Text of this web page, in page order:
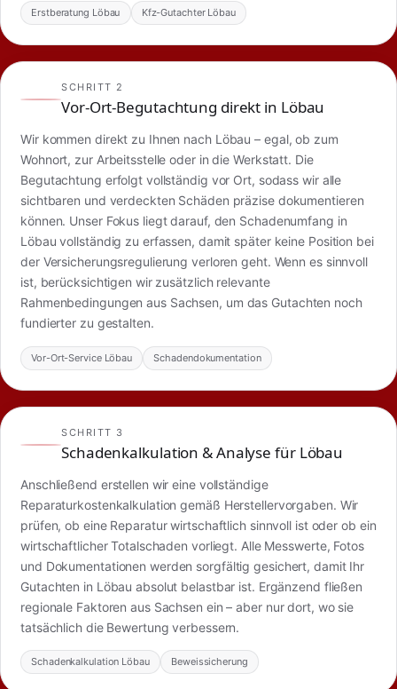
Erstberatung Löbau Kfz-Gutachter Löbau
SCHRITT 2
Vor-Ort-Begutachtung direkt in Löbau
Wir kommen direkt zu Ihnen nach Löbau – egal, ob zum
Wohnort, zur Arbeitsstelle oder in die Werkstatt. Die
Begutachtung erfolgt vollständig vor Ort, sodass wir alle
sichtbaren und verdeckten Schäden präzise dokumentieren
können. Unser Fokus liegt darauf, den Schadenumfang in
Löbau vollständig zu erfassen, damit später keine Position bei
der Versicherungsregulierung verloren geht. Wenn es sinnvoll
ist, berücksichtigen wir zusätzlich relevante
Rahmenbedingungen aus Sachsen, um das Gutachten noch
fundierter zu gestalten.
Vor-Ort-Service Löbau Schadendokumentation
SCHRITT 3
Schadenkalkulation & Analyse für Löbau
Anschließend erstellen wir eine vollständige
Reparaturkostenkalkulation gemäß Herstellervorgaben. Wir
prüfen, ob eine Reparatur wirtschaftlich sinnvoll ist oder ob ein
wirtschaftlicher Totalschaden vorliegt. Alle Messwerte, Fotos
und Dokumentationen werden sorgfältig gesichert, damit Ihr
Gutachten in Löbau absolut belastbar ist. Ergänzend fließen
regionale Faktoren aus Sachsen ein – aber nur dort, wo sie
tatsächlich die Bewertung verbessern.
Schadenkalkulation Löbau Beweissicherung